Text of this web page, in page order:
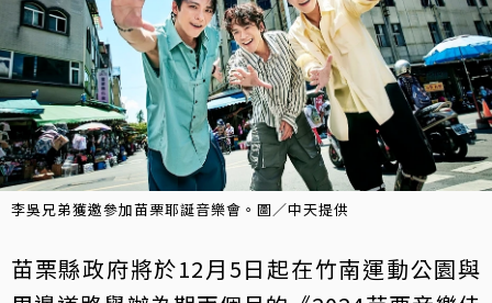
李吳兄弟獲邀參加苗栗耶誕音樂會。圖／中天提供
苗栗縣政府將於12月5日起在竹南運動公園與